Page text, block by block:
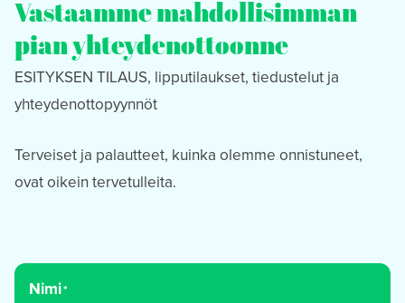
Vastaamme mahdollisimman
pian yhteydenottoonne
ESITYKSEN TILAUS, lipputilaukset, tiedustelut ja
yhteydenottopyynnöt
Terveiset ja palautteet, kuinka olemme onnistuneet,
ovat oikein tervetulleita.
Nimi*